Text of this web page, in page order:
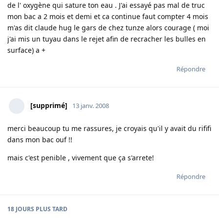
de l' oxygène qui sature ton eau . J'ai essayé pas mal de truc
mon bac a 2 mois et demi et ca continue faut compter 4 mois
m'as dit claude hug le gars de chez tunze alors courage ( moi
j'ai mis un tuyau dans le rejet afin de recracher les bulles en
surface) a +
Répondre
[supprimé] 13 janv. 2008
merci beaucoup tu me rassures, je croyais qu'il y avait du rififi
dans mon bac ouf !!
mais c'est penible , vivement que ça s'arrete!
Répondre
18 JOURS PLUS TARD